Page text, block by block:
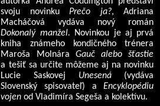
svoju novinkuPrečo ja?, Adriana
Macháčová vydáva nový román
Dokonalý manžel. Novinkou je aj prvá
kniha známeho kondičného trénera
Maroša Molnára Gauč alebo šťastie
a tešiť sa určite môžeme aj na novinku
Lucie Saskovej Unesená(vydáva
Slovenský spisovateľ) aEncyklopédiu
vojen od Vladimíra Segeša a kolektívu.